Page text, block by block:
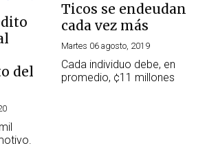
del
Ticos se endeudan
cada vez más
Martes 06 agosto, 2019
Cada individuo debe, en
promedio, ¢11 millones